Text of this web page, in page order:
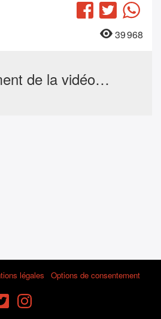
Facebook
Twitter
39 968
de la vidéo…
légales Options de consentement
TwitterInstagram